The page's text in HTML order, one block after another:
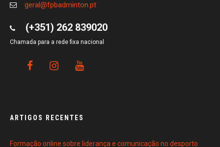
geral@fpbadminton.pt
(+351) 262 839020
Chamada para a rede fixa nacional
ARTIGOS RECENTES
Formação online sobre liderança e comunicação no desporto